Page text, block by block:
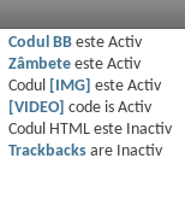
Codul BBeste Activ
Zâmbeteeste Activ
Codul
[IMG] este Activ
[VIDEO]
code is Activ
Codul HTML este
Inactiv
Trackbacksare
Inactiv